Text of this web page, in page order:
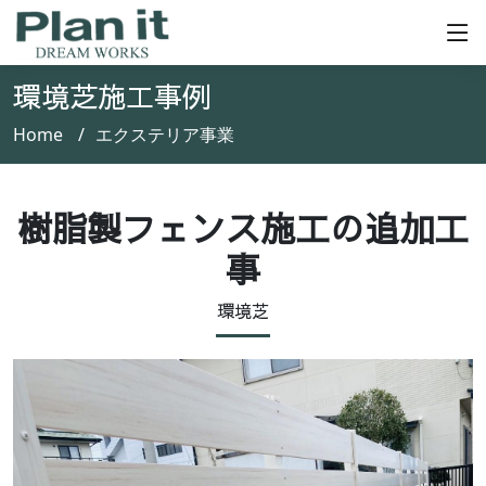
環境芝施工事例
Home エクステリア事業
樹脂製フェンス施工の追加工
事
環境芝